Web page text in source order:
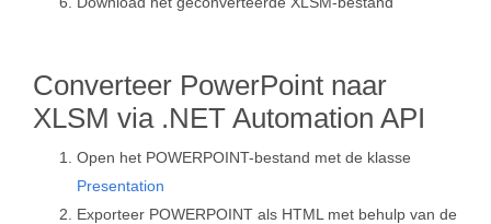
Converteer PowerPoint naar
XLSM via .NET Automation API
Open het POWERPOINT-bestand met de klasse
Presentation
Exporteer POWERPOINT als HTML met behulp van de